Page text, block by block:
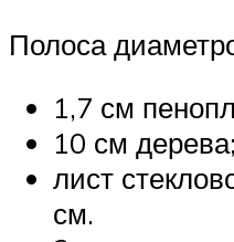
Полоса
1,7 см
10 см дерева;
лист
см.